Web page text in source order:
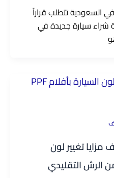
السعودية تتطلب قراراً
شراء سيارة جديدة في
تغيير لون